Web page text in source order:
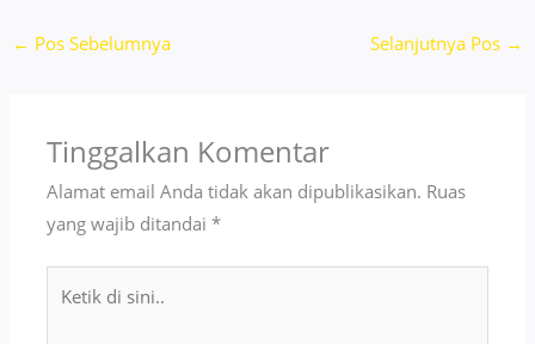
← Pos Sebelumnya Selanjutnya Pos →
Tinggalkan Komentar
Alamat email Anda tidak akan dipublikasikan. Ruas
yang wajib ditandai*